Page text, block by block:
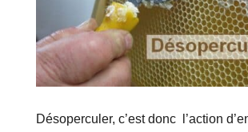
Désoperculer, c’est donc l’action